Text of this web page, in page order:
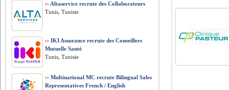
›› Altaservice recrute des Collaborateurs
Tunis, Tunisie
›› IKI Assurance recrute des Conseillers
Mutuelle Santé
Tunis, Tunisie
›› Multinational MC recrute Bilingual Sales
Representatives French / English